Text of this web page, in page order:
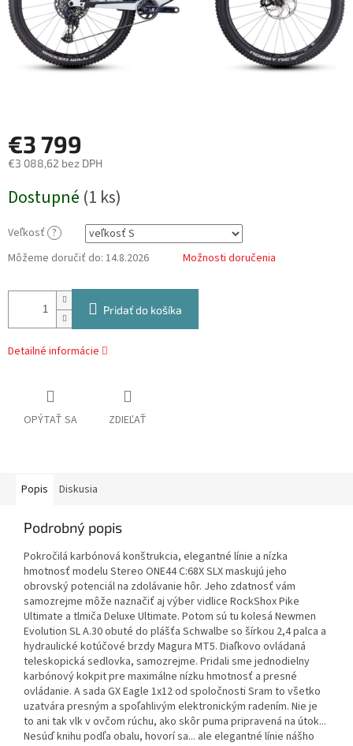
€3 799
€3 088,62 bez DPH
cena:
Dostupné (1 ks)
Veľkosť ?
Môžeme doručiť do: 14.8.2026 Možnosti doručenia
Pridať do košíka
Detailné informácie
OPÝTAŤ SA ZDIEĽAŤ
Popis Diskusia
Podrobný popis
Pokročilá karbónová konštrukcia, elegantné línie a nízka
hmotnosť modelu Stereo ONE44 C:68X SLX maskujú jeho
obrovský potenciál na zdolávanie hôr. Jeho zdatnosť vám
samozrejme môže naznačiť aj výber vidlice RockShox Pike
Ultimate a tlmiča Deluxe Ultimate. Potom sú tu kolesá Newmen
Evolution SL A.30 obuté do plášťa Schwalbe so šírkou 2,4 palca a
hydraulické kotúčové brzdy Magura MT5. Diaľkovo ovládaná
teleskopická sedlovka, samozrejme. Pridali sme jednodielny
karbónový kokpit pre maximálne nízku hmotnosť a presné
ovládanie. A sada GX Eagle 1x12 od spoločnosti Sram to všetko
uzatvára presným a spoľahlivým elektronickým radením. Nie je
to ani tak vlk v ovčom rúchu, ako skôr puma pripravená na útok...
Nesúď knihu podľa obalu, hovorí sa... ale elegantné línie nášho